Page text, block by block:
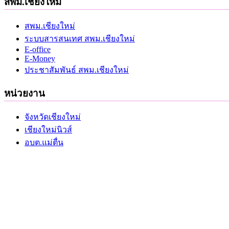
สพม.เชียงใหม่
ระบบสารสนเทศ สพม.เชียงใหม่
E-office
E-Money
ประชาสัมพันธ์ สพม.เชียงใหม่
หน่วยงาน
จังหวัดเชียงใหม่
เชียงใหม่นิวส์
อบต.แม่ตื่น